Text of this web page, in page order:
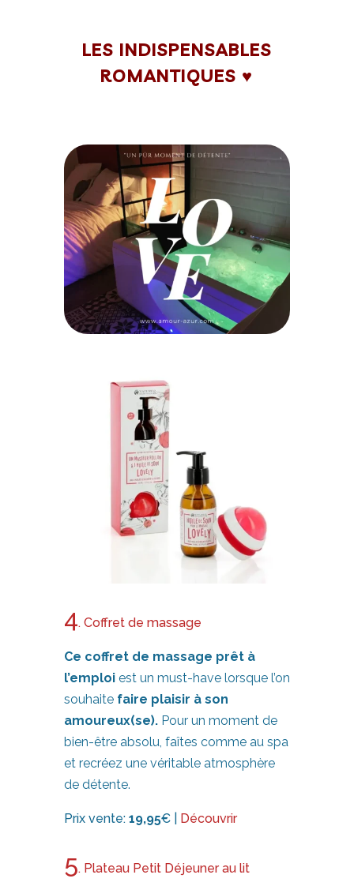
LES INDISPENSABLES
ROMANTIQUES ♥
4. Coffret de massage
Ce coffret de massage prêt à
l’emploiest un must-have lorsque l’on
souhaite faire plaisir à son
amoureux(se). Pour un moment de
bien-être absolu, faîtes comme au spa
et recréez une véritable atmosphère
de détente.
Prix vente: 19,95€ | Découvrir
5. Plateau Petit Déjeuner au lit